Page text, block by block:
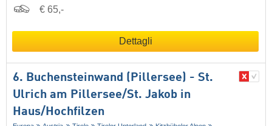
€ 65,-
Dettagli
6. Buchensteinwand (Pillersee) - St.
Ulrich am Pillersee/​St. Jakob in
Haus/​Hochfilzen